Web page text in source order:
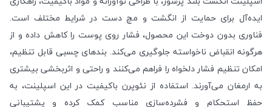
ایده‌آل برای حمایت از انگشت و مچ دست در شرایط مختلف است.
فناوری بدون دوخت این محصول، فشار روی پوست را کاهش داده و از
هرگونه انقباض ناخواسته جلوگیری می‌کند. بندهای چسبی قابل تنظیم،
امکان تنظیم فشار دلخواه را فراهم می‌کنند و راحتی و اثربخشی بیشتری
به ارمغان می‌آورند. استفاده از نئوپرن باکیفیت در این اسپلینت، به
حفظ استحکام و فشرده‌سازی مناسب کمک کرده و پشتیبانی